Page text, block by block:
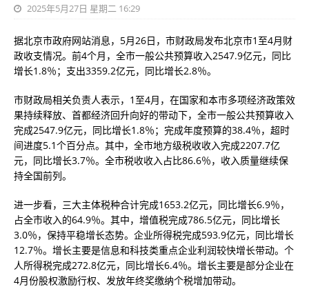
2025年5月27日 星期二 16:29
据北京市政府网站消息，5月26日，市财政局发布北京市1至4月财
政收支情况。前4个月，全市一般公共预算收入2547.9亿元，同比
增长1.8％；支出3359.2亿元，同比增长2.8％。
市财政局相关负责人表示，1至4月，在国家和本市多项经济政策效
果持续释放、首都经济回升向好的带动下，全市一般公共预算收入
完成2547.9亿元，同比增长1.8％；完成年度预算的38.4％，超时
间进度5.1个百分点。其中，全市地方级税收收入完成2207.7亿
元，同比增长3.7％。全市税收收入占比86.6％，收入质量继续保
持全国前列。
进一步看，三大主体税种合计完成1653.2亿元，同比增长6.9％，
占全市收入的64.9％。其中，增值税完成786.5亿元，同比增长
3.0％，保持平稳增长态势。企业所得税完成593.9亿元，同比增长
12.7％。增长主要是信息和科技类重点企业利润较快增长带动。个
人所得税完成272.8亿元，同比增长6.4％。增长主要是部分企业在
4月份股权激励行权、发放年终奖缴纳个税增加带动。